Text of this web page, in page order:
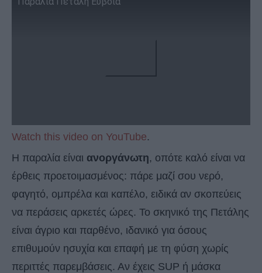
Watch this video on YouTube.
Η παραλία είναι ανοργάνωτη, οπότε καλό είναι να
έρθεις προετοιμασμένος: πάρε μαζί σου νερό,
φαγητό, ομπρέλα και καπέλο, ειδικά αν σκοπεύεις
να περάσεις αρκετές ώρες. Το σκηνικό της Πετάλης
είναι άγριο και παρθένο, ιδανικό για όσους
επιθυμούν ησυχία και επαφή με τη φύση χωρίς
περιττές παρεμβάσεις. Αν έχεις SUP ή μάσκα